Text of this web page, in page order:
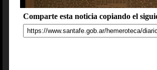
Comparte esta noticia copiando el